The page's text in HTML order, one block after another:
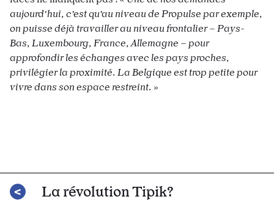
aujourd’hui, c’est qu’au niveau de Propulse par exemple,
on puisse déjà travailler au niveau frontalier– Pays-
Bas, Luxembourg, France, Allemagne – pour
approfondir les échanges avec les pays proches,
privilégier la proximité. La Belgique est trop petite pour
vivre dans son espace restreint. »
La révolution Tipik?